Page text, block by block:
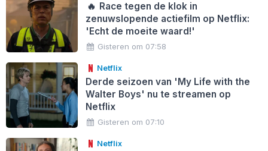
🔥 Race tegen de klok in
zenuwslopende actiefilm op Netflix:
'Echt de moeite waard!'
Gisteren om 07:58
Netflix
Derde seizoen van 'My Life with the
Walter Boys' nu te streamen op
Netflix
Gisteren om 07:10
Netflix